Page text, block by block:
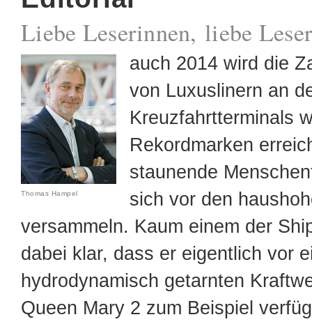
Liebe Leserinnen, liebe
Thomas Hampel
auch 2014 wird die
von Luxuslinern an
Kreuzfahrtterminals
Rekordmarken
staunende
sich vor den
versammeln. Kaum einem der
dabei klar, dass er eigentlich vor
hydrodynamisch getarnten
Queen Mary 2 zum Beispiel